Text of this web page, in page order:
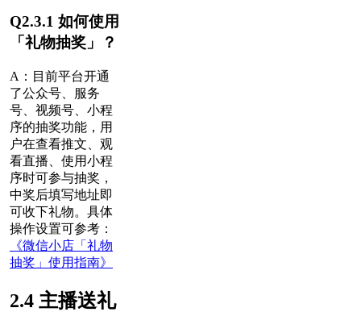
Q2.3.1 如何使用
「礼物抽奖」？
A： 目前平台开通
了公众号、服务
号、视频号、小程
序的抽奖功能， 用
户在查看推文、观
看直播、使用小程
序时可参与抽奖，
中奖后填写地址即
可收下礼物。具体
操作设置可参考：
《微信小店「礼物
抽奖」使用指南》
2.4 主播送礼